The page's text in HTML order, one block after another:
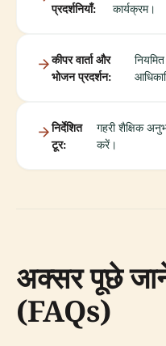
प्रदर्शनियाँ:
कार्यक्रम।
कीपर वार्ता और
भोजन प्रदर्शन:
निर्देशित
टूर:
गहरी शैक्षिक
करें।
अक्सर पूछे
(FAQs)